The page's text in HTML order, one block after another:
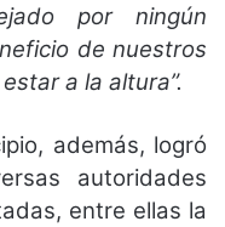
por ningún
de nuestros
a la altura”.
además, logró
autoridades
entre ellas la